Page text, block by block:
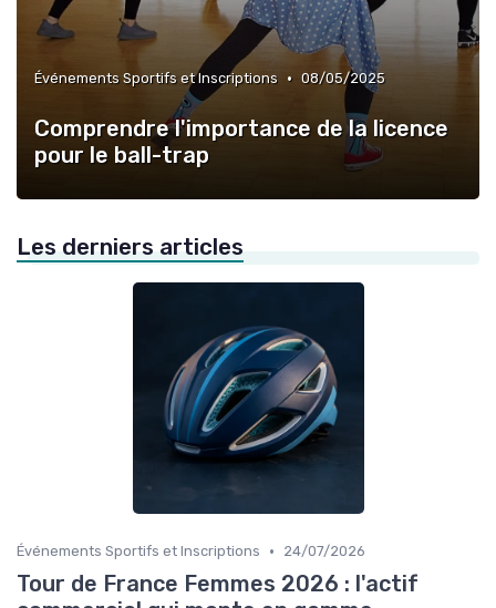
Événements Sportifs et Inscriptions • 08/05/2025
Comprendre l'importance de la licence
pour le ball-trap
Les derniers articles
Événements Sportifs et Inscriptions • 24/07/2026
Tour de France Femmes 2026 : l'actif